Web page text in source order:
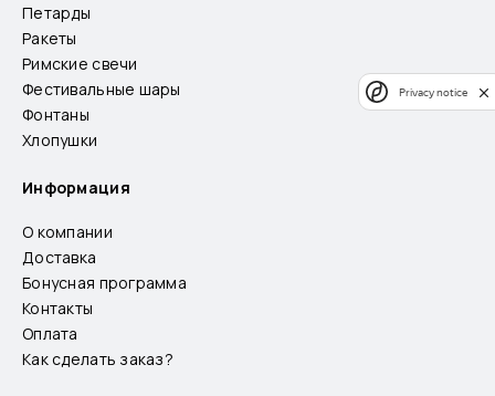
Петарды
Ракеты
Римские свечи
Фестивальные шары
Фонтаны
Хлопушки
Информация
О компании
Доставка
Бонусная программа
Контакты
Оплата
Как сделать заказ?
Privacy notice